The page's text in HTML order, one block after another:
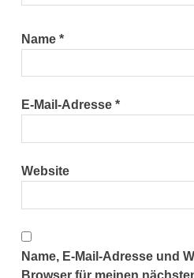
Name*
E-Mail-Adresse*
Website
Name, E-Mail-Adresse und
Browser für meinen